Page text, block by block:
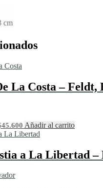
cm
La Costa – Feldt,
45.600 Añadir al carrito
a La Libertad